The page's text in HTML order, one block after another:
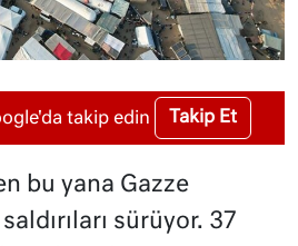
takip edin Takip Et
bu yana Gazze
sürüyor. 37